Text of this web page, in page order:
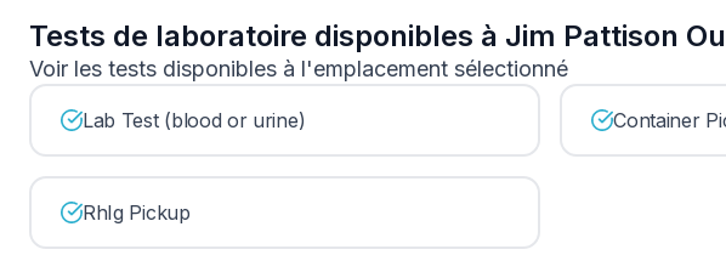
Tests de laboratoire disponibles à Jim Pattison
Voir les tests disponibles à l'emplacement sélectionné
Lab Test (blood or urine) Container
RhIg Pickup